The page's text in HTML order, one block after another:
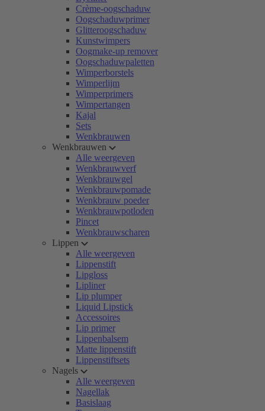
Crème-oogschaduw
Oogschaduwprimer
Glitteroogschaduw
Kunstwimpers
Oogmake-up remover
Oogschaduwpaletten
Wimperborstels
Wimperlijm
Wimperprimers
Wimpertangen
Kajal
Sets
Wenkbrauwen
Wenkbrauwen
Alle weergeven
Wenkbrauwverf
Wenkbrauwgel
Wenkbrauwpomade
Wenkbrauw poeder
Wenkbrauwpotloden
Pincet
Wenkbrauwscharen
Lippen
Alle weergeven
Lippenstift
Lipgloss
Lipliner
Lip plumper
Liquid Lipstick
Accessoires
Lip primer
Lippenbalsem
Matte lippenstift
Lippenstiftsets
Nagels
Alle weergeven
Nagellak
Basislaag